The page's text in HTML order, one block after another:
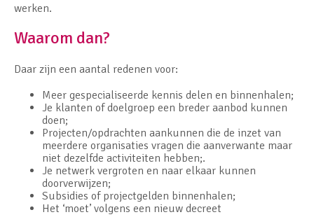
werken.
Waarom dan?
Daar zijn een aantal redenen voor:
Meer gespecialiseerde kennis delen en binnenhalen;
Je klanten of doelgroep een breder aanbod kunnen
doen;
Projecten/opdrachten aankunnen die de inzet van
meerdere organisaties vragen die aanverwante maar
niet dezelfde activiteiten hebben;.
Je netwerk vergroten en naar elkaar kunnen
doorverwijzen;
Subsidies of projectgelden binnenhalen;
Het ‘moet’ volgens een nieuw decreet